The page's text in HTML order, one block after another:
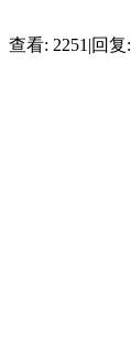
查看: 2251 |回复: